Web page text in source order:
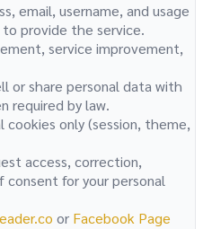
email, username, and usage
provide the service.
service improvement,
or share personal data with
required by law.
cookies only (session, theme,
access, correction,
for your personal
or Facebook Page